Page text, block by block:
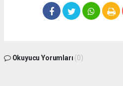
Okuyucu Yorumları (0)